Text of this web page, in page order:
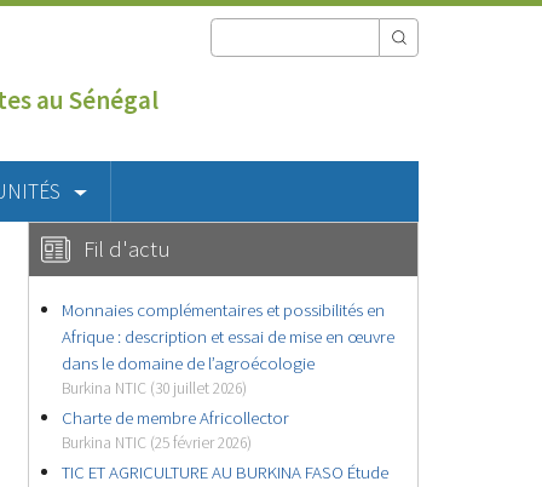
au Sénégal
Fil d'actu
Monnaies complémentaires et possibilités en
Afrique : description et essai de mise en œuvre
dans le domaine de l’agroécologie
Burkina NTIC (30 juillet 2026)
Charte de membre Africollector
Burkina NTIC (25 février 2026)
TIC ET AGRICULTURE AU BURKINA FASO Étude